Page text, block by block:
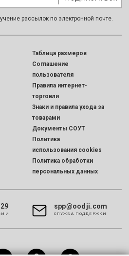
рассылок по электронной почте.
Таблица размеров
Соглашение
пользователя
Правила интернет-
торговли
Знаки и правила ухода за
товарами
Документы СОУТ
Политика
использования cookies
Политика обработки
персональных данных
spp@oodji.com
CЛУЖБА ПОДДЕРЖКИ